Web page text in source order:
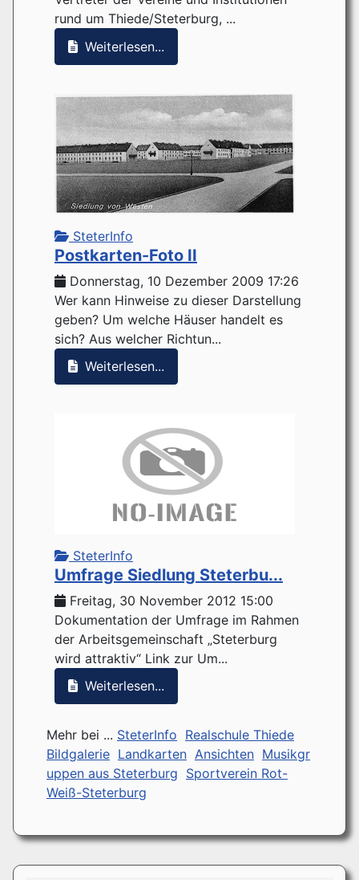
rund um Thiede/Steterburg, ...
Weiterlesen...
SteterInfo
Postkarten-Foto II
Donnerstag, 10 Dezember 2009 17:26
Wer kann Hinweise zu dieser Darstellung
geben? Um welche Häuser handelt es
sich? Aus welcher Richtun...
Weiterlesen...
SteterInfo
Umfrage Siedlung Steterbu...
Freitag, 30 November 2012 15:00
Dokumentation der Umfrage im Rahmen
der Arbeitsgemeinschaft „Steterburg
wird attraktiv“ Link zur Um...
Weiterlesen...
Mehr bei ... SteterInfo Realschule Thiede
Bildgalerie Landkarten Ansichten Musikgr
uppen aus Steterburg Sportverein Rot-
Weiß-Steterburg